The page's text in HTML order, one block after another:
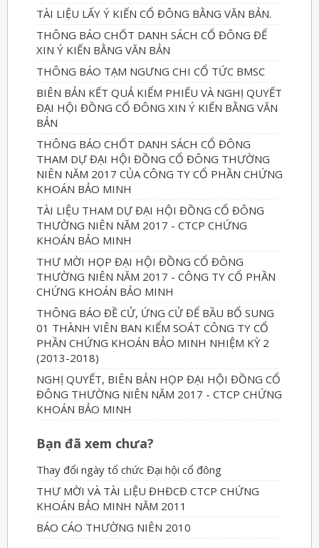
TÀI LIỆU LẤY Ý KIẾN CỔ ĐÔNG BẰNG VĂN BẢN.
THÔNG BÁO CHỐT DANH SÁCH CỔ ĐÔNG ĐỂ
XIN Ý KIẾN BẰNG VĂN BẢN
THÔNG BÁO TẠM NGƯNG CHI CỔ TỨC BMSC
BIÊN BẢN KẾT QUẢ KIỂM PHIẾU VÀ NGHỊ QUYẾT
ĐẠI HỘI ĐỒNG CỔ ĐÔNG XIN Ý KIẾN BẰNG VĂN
BẢN
THÔNG BÁO CHỐT DANH SÁCH CỔ ĐÔNG
THAM DỰ ĐẠI HỘI ĐỒNG CỔ ĐÔNG THƯỜNG
NIÊN NĂM 2017 CỦA CÔNG TY CỔ PHẦN CHỨNG
KHOÁN BẢO MINH
TÀI LIỆU THAM DỰ ĐẠI HỘI ĐỒNG CỔ ĐÔNG
THƯỜNG NIÊN NĂM 2017 - CTCP CHỨNG
KHOÁN BẢO MINH
THƯ MỜI HỌP ĐẠI HỘI ĐỒNG CỔ ĐÔNG
THƯỜNG NIÊN NĂM 2017 - CÔNG TY CỔ PHẦN
CHỨNG KHOÁN BẢO MINH
THÔNG BÁO ĐỀ CỬ, ỨNG CỬ ĐỂ BẦU BỔ SUNG
01 THÀNH VIÊN BAN KIỂM SOÁT CÔNG TY CỔ
PHẦN CHỨNG KHOÁN BẢO MINH NHIỆM KỲ 2
(2013-2018)
NGHỊ QUYẾT, BIÊN BẢN HỌP ĐẠI HỘI ĐỒNG CỔ
ĐÔNG THƯỜNG NIÊN NĂM 2017 - CTCP CHỨNG
KHOÁN BẢO MINH
Bạn đã xem chưa?
Thay đổi ngày tổ chức Đại hội cổ đông
THƯ MỜI VÀ TÀI LIỆU ĐHĐCĐ CTCP CHỨNG
KHOÁN BẢO MINH NĂM 2011
BÁO CÁO THƯỜNG NIÊN 2010